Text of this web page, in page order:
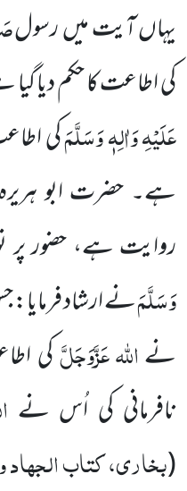
یہاں آیت میں رسول
کی اطاعت کا حکم دیا
عَلَیْہِ وَاٰلِہٖ وَسَلَّمَکی
ہے۔ حضرت ابو ہریرہ
روایت ہے، حضور پر
وَسَلَّمَنے ارشاد
نےاللہعَزَّوَجَلَّکی
نافرمانی کی اُس نے
(بخاری، کتاب